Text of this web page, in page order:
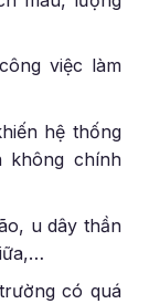
việc làm
hệ thống
không chính
u dây thần
có quá